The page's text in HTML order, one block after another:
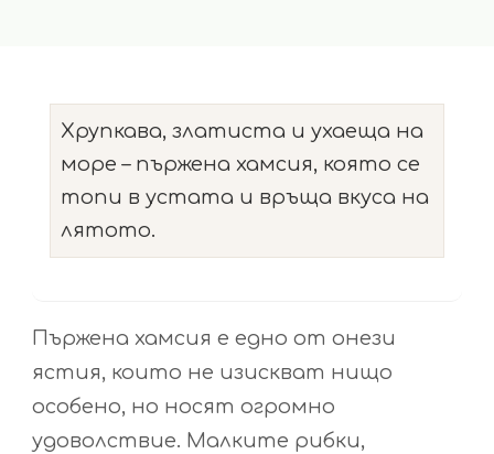
Хрупкава, златиста и ухаеща на
море – пържена хамсия, която се
топи в устата и връща вкуса на
лятото.
Пържена хамсия е едно от онези
ястия, които не изискват нищо
особено, но носят огромно
удоволствие. Малките рибки,